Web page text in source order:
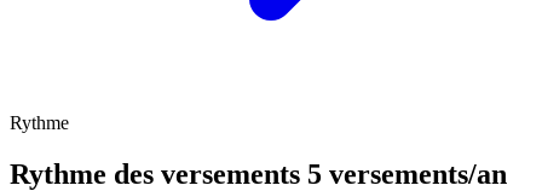
Rythme
Rythme des versements 5 versements/an